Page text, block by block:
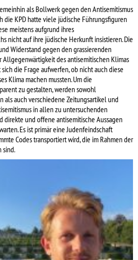
als Bollwerk gegen den Antisemitismus
die KPD hatte viele jüdische Führungsfiguren
meistens aufgrund ihres
nicht auf ihre jüdische Herkunft insistieren. Die
Widerstand gegen den grassierenden
Allgegenwärtigkeit des antisemitischen Klimas
die Frage aufwerfen, ob nicht auch diese
Klima machen mussten. Um die
zu gestalten, werden sowohl
als auch verschiedene Zeitungsartikel und
in allen zu untersuchenden
direkte und offene antisemitische Aussagen
Es ist primär eine Judenfeindschaft
Codes transportiert wird, die im Rahmen der
sind.